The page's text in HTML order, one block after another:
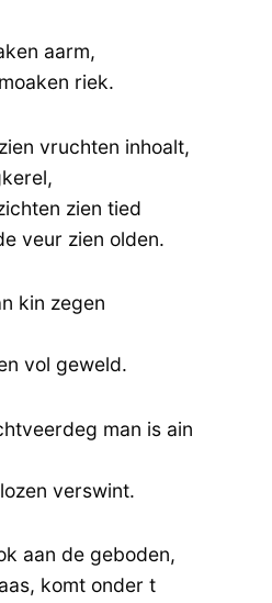
aarm,
riek.
vruchten inhoalt,
zien tied
veur zien olden.
kin zegen
vol geweld.
man is ain
verswint.
aan de geboden,
komt onder t